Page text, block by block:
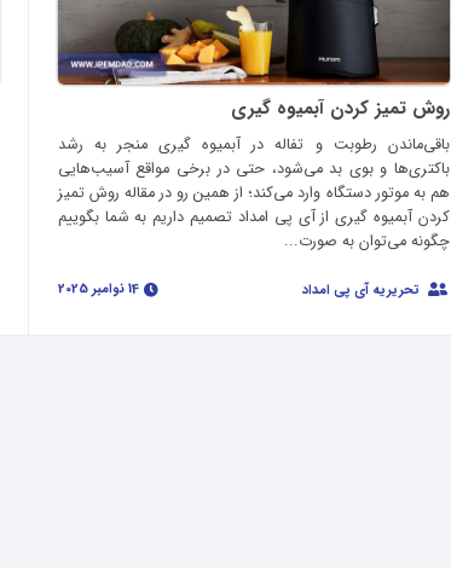
روش تمیز کردن آبمیوه گیری
باقی‌ماندن رطوبت و تفاله در آبمیوه گیری منجر به‌ رشد
باکتری‌ها و بوی بد می‌شود، حتی در برخی مواقع آسیب‌هایی
هم به موتور دستگاه وارد می‌کند؛ از همین‌ رو در مقاله روش تمیز
کردن آبمیوه گیری از آی پی امداد تصمیم داریم به شما بگوییم
چگونه می‌توان به‌ صورت...
تحریریه آی پی امداد 14 نوامبر 2025